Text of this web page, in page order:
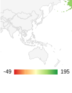
-49
-49 195
195
Kriminalitäts-
Kriminalitäts-